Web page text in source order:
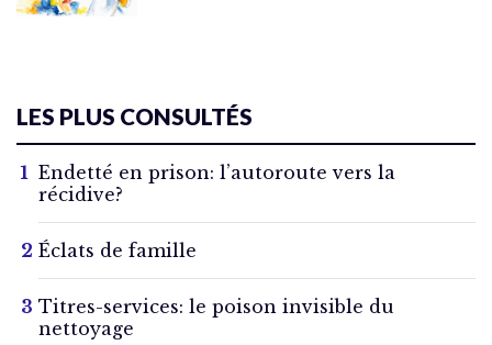
LES PLUS CONSULTÉS
Endetté en prison: l’autoroute vers la
récidive?
Éclats de famille
Titres-services: le poison invisible du
nettoyage